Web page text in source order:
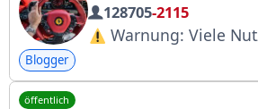
128705-2115
Warnung: Viele Nutzer haben dieses Konto als Betrug oder gefälschtes Konto gemeldet. Seien Sie
Blogger
öffentlich